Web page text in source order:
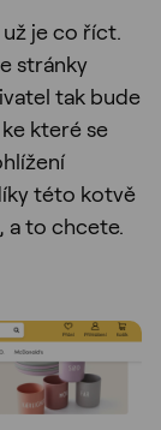
už je co říct.
stránky
tak bude
které se
této kotvě
a to chcete.